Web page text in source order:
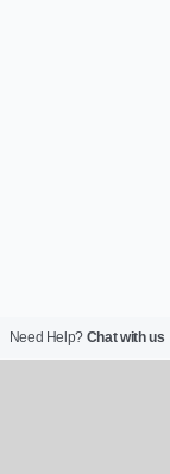
Need Help? Chat with us